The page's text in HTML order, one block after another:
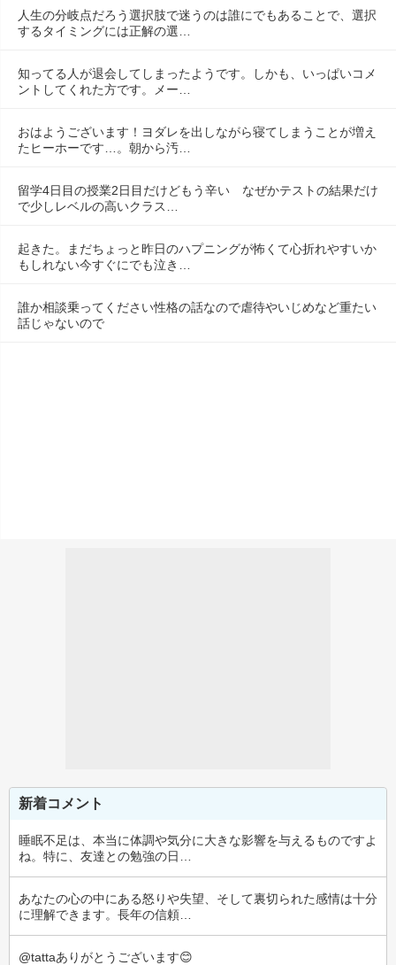
人生の分岐点だろう選択肢で迷うのは誰にでもあることで、選択
するタイミングには正解の選…
知ってる人が退会してしまったようです。しかも、いっぱいコメ
ントしてくれた方です。メー…
おはようございます！ヨダレを出しながら寝てしまうことが増え
たヒーホーです…。朝から汚…
留学4日目の授業2日目だけどもう辛い　なぜかテストの結果だけ
で少しレベルの高いクラス…
起きた。まだちょっと昨日のハプニングが怖くて心折れやすいか
もしれない今すぐにでも泣き…
誰か相談乗ってください性格の話なので虐待やいじめなど重たい
話じゃないので
新着コメント
睡眠不足は、本当に体調や気分に大きな影響を与えるものですよ
ね。特に、友達との勉強の日…
あなたの心の中にある怒りや失望、そして裏切られた感情は十分
に理解できます。長年の信頼…
@tattaありがとうございます😊